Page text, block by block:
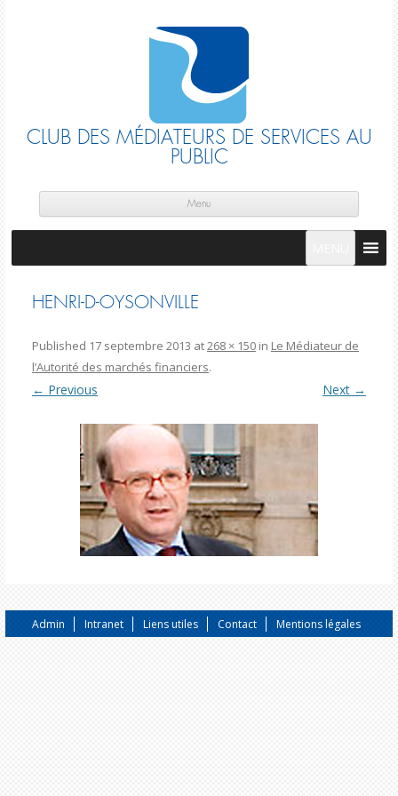
CLUB DES MÉDIATEURS DE SERVICES AU
PUBLIC
Menu
HENRI-D-OYSONVILLE
Published 17 septembre 2013 at268 × 150 in Le Médiateur de
l’Autorité des marchés financiers.
← Previous Next →
Admin Intranet Liens utiles Contact Mentions légales